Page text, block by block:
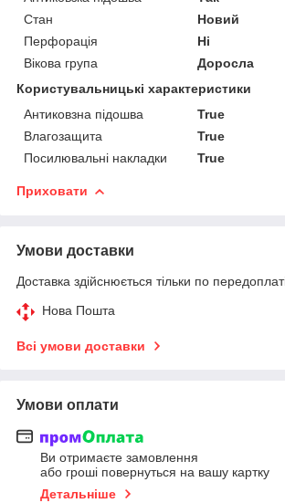
Стан
Новий
Перфорація
Ні
Вікова група
Доросла
Користувальницькі характеристики
Антиковзна підошва
True
Влагозащита
True
Посилювальні накладки
True
Приховати
Умови доставки
Доставка здійснюється тільки по
Нова Пошта
Всі умови доставки
Умови оплати
Ви отримаєте замовлення
або гроші повернуться на вашу картку
Детальніше